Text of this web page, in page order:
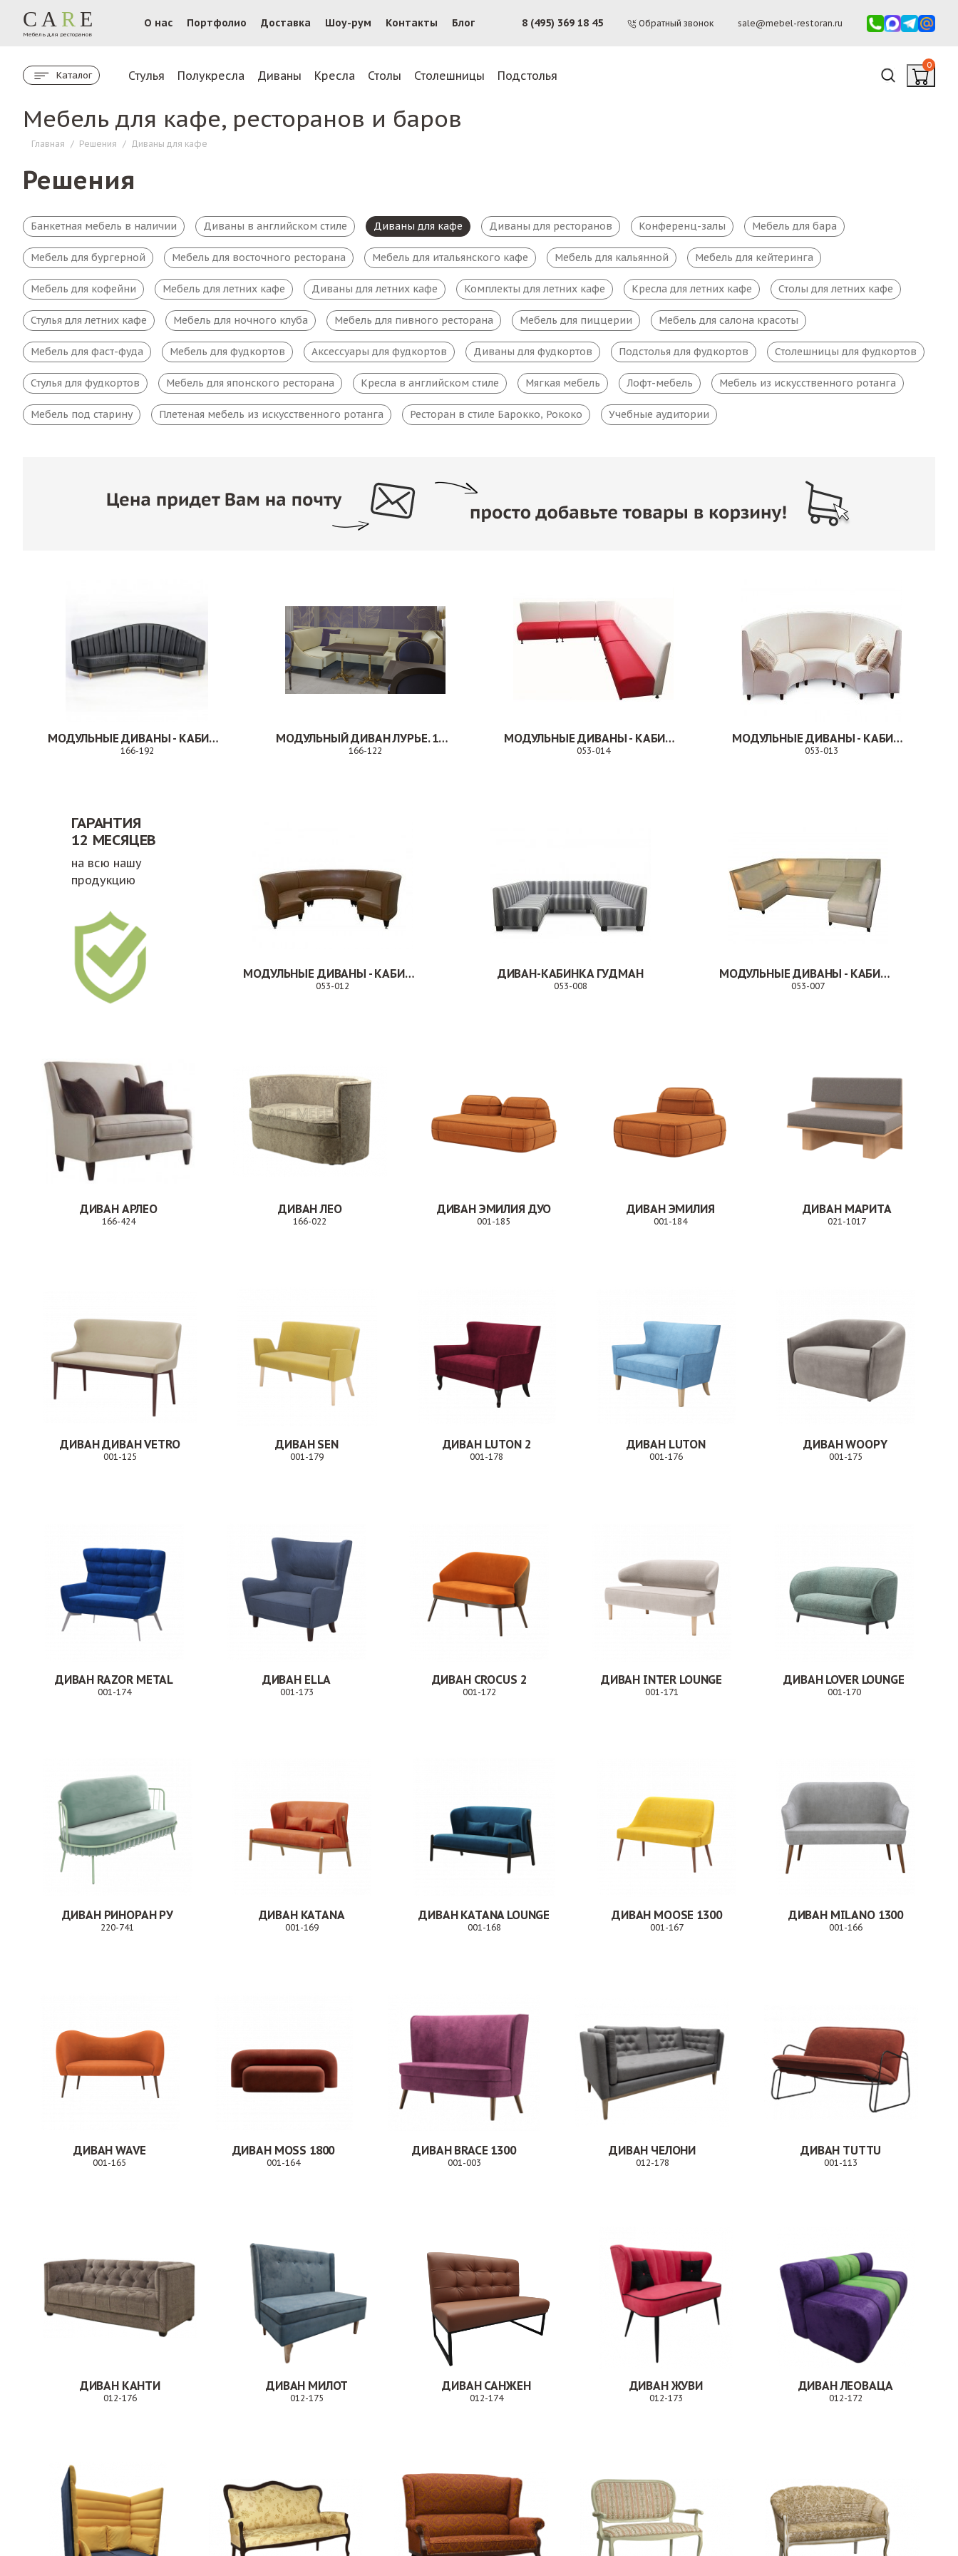
CA R E
Мебель для ресторанов
О нас Портфолио Доставка Шоу-рум Контакты Блог 8 (495) 369 18 45 Обратный звонок sale@mebel-restoran.ru
Каталог Стулья Полукресла Диваны Кресла Столы Столешницы Подстолья
0
Мебель для кафе, ресторанов и баров
Главная / Решения / Диваны для кафе
Решения
Банкетная мебель в наличии Диваны в английском стиле Диваны для кафе Диваны для ресторанов Конференц-залы Мебель для бара
Мебель для бургерной Мебель для восточного ресторана Мебель для итальянского кафе Мебель для кальянной Мебель для кейтеринга
Мебель для кофейни Мебель для летних кафе Диваны для летних кафе Комплекты для летних кафе Кресла для летних кафе Столы для летних кафе
Стулья для летних кафе Мебель для ночного клуба Мебель для пивного ресторана Мебель для пиццерии Мебель для салона красоты
Мебель для фаст-фуда Мебель для фудкортов Аксессуары для фудкортов Диваны для фудкортов Подстолья для фудкортов Столешницы для фудкортов
Стулья для фудкортов Мебель для японского ресторана Кресла в английском стиле Мягкая мебель Лофт-мебель Мебель из искусственного ротанга
Мебель под старину Плетеная мебель из искусственного ротанга Ресторан в стиле Барокко, Рококо Учебные аудитории
МОДУЛЬНЫЕ ДИВАНЫ - КАБИНКА. 166-192
166-192
МОДУЛЬНЫЙ ДИВАН ЛУРЬЕ. 166-122
166-122
МОДУЛЬНЫЕ ДИВАНЫ - КАБИНКА. 053-014
053-014
МОДУЛЬНЫЕ ДИВАНЫ - КАБИНКА. 053-013
053-013
ГАРАНТИЯ
12 МЕСЯЦЕВ
на всю нашу
продукцию
МОДУЛЬНЫЕ ДИВАНЫ - КАБИНКА. 053-012
053-012
ДИВАН-КАБИНКА ГУДМАН
053-008
МОДУЛЬНЫЕ ДИВАНЫ - КАБИНКА. 053-007
053-007
ДИВАН АРЛЕО
166-424
ДИВАН ЛЕО
166-022
ДИВАН ЭМИЛИЯ ДУО
001-185
ДИВАН ЭМИЛИЯ
001-184
ДИВАН МАРИТА
021-1017
ДИВАН ДИВАН VETRO
001-125
ДИВАН SEN
001-179
ДИВАН LUTON 2
001-178
ДИВАН LUTON
001-176
ДИВАН WOOPY
001-175
ДИВАН RAZOR METAL
001-174
ДИВАН ELLA
001-173
ДИВАН CROCUS 2
001-172
ДИВАН INTER LOUNGE
001-171
ДИВАН LOVER LOUNGE
001-170
ДИВАН РИНОРАН РУ
220-741
ДИВАН KATANA
001-169
ДИВАН KATANA LOUNGE
001-168
ДИВАН MOOSE 1300
001-167
ДИВАН MILANO 1300
001-166
ДИВАН WAVE
001-165
ДИВАН MOSS 1800
001-164
ДИВАН BRACE 1300
001-003
ДИВАН ЧЕЛОНИ
012-178
ДИВАН TUTTU
001-113
ДИВАН КАНТИ
012-176
ДИВАН МИЛОТ
012-175
ДИВАН САНЖЕН
012-174
ДИВАН ЖУВИ
012-173
ДИВАН ЛЕОВАЦА
012-172